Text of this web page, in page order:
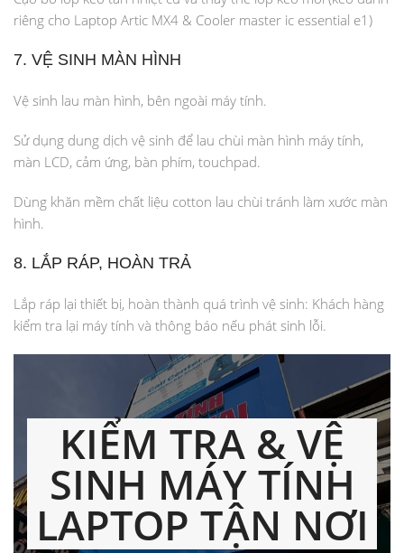
riêng cho Laptop Artic MX4 & Cooler master ic essential e1)
7. VỆ SINH MÀN HÌNH
Vệ sinh lau màn hình, bên ngoài máy tính.
Sử dụng dung dịch vệ sinh để lau chùi màn hình máy tính,
màn LCD, cảm ứng, bàn phím, touchpad.
Dùng khăn mềm chất liệu cotton lau chùi tránh làm xước màn
hình.
8. LẮP RÁP, HOÀN TRẢ
Lắp ráp lại thiết bị, hoàn thành quá trình vệ sinh: Khách hàng
kiểm tra lại máy tính và thông báo nếu phát sinh lỗi.
KIỂM TRA & VỆ
SINH MÁY TÍNH
LAPTOP TẬN NƠI